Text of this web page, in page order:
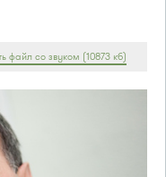
файл со звуком (10873 кб)